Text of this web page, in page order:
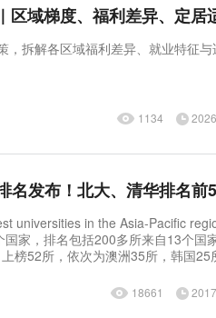
，拆解各区域福利差异、就业特征与
1134
名发布！北大、清华排名前5
universities in the Asia-Pacific
18661